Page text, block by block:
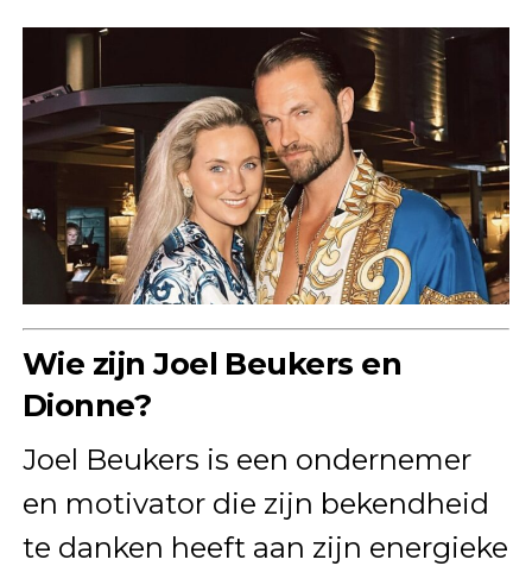
Wie zijn Joel Beukers en
Dionne?
Joel Beukers is een ondernemer
en motivator die zijn bekendheid
te danken heeft aan zijn energieke